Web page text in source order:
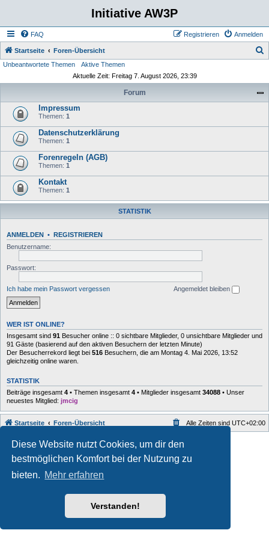
Diese Website nutzt Cookies, um dir den
bestmöglichen Komfort bei der Nutzung zu
bieten. Mehr erfahren
Verstanden!
Initiative AW3P
FAQ Anmelden
Registrieren
Startseite Foren-Übersicht
Unbeantwortete Themen
Aktive Themen
Aktuelle Zeit: Freitag 7. August 2026, 23:39
Forum
Impressum
Themen: 1
Datenschutzerklärung
Themen: 1
Forenregeln (AGB)
Themen: 1
Kontakt
Themen: 1
STATISTIK
ANMELDEN • REGISTRIEREN
Benutzername:
Passwort:
Ich habe mein Passwort vergessen Angemeldet bleiben
WER IST ONLINE?
Insgesamt sind 91 Besucher online :: 0 sichtbare Mitglieder, 0 unsichtbare Mitglieder und
91 Gäste (basierend auf den aktiven Besuchern der letzten Minute)
Der Besucherrekord liegt bei 516 Besuchern, die am Montag 4. Mai 2026, 13:52
gleichzeitig online waren.
STATISTIK
Beiträge insgesamt 4 • Themen insgesamt 4 • Mitglieder insgesamt 34088 • Unser
neuestes Mitglied: jmcig
Startseite Foren-Übersicht Alle Zeiten sind UTC+02:00
Style developer by forum ,
Powered byphpBB ® Forum Software © phpBB Limited
Deutsche Übersetzung durchphpBB.de
Datenschutz